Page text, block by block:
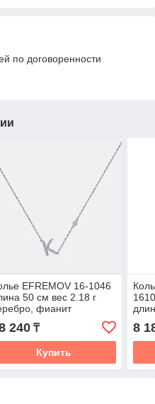
по договоренности
EFREMOV 16-1046
50 см вес 2.18 г
фианит
240₸
Купить
8